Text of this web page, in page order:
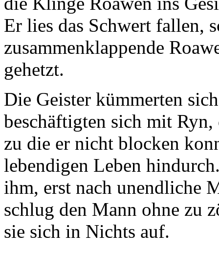
Er lies das Schwert fallen,
zusammenklappende
gehetzt.
Die Geister kümmerten
beschäftigten sich mit
zu die er nicht blocken
lebendigen Leben
ihm, erst nach unendliche
schlug den Mann ohne zu
sie sich in Nichts auf.